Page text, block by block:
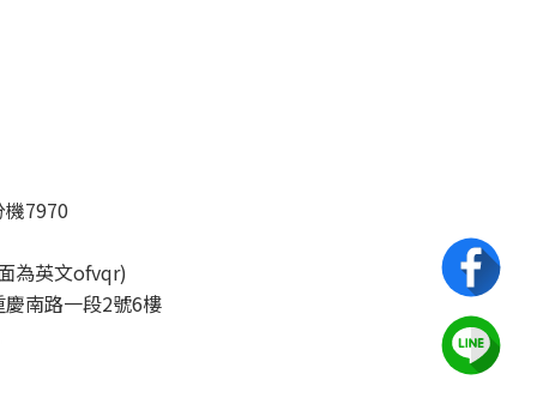
7970
為英文ofvqr)
南路一段2號6樓